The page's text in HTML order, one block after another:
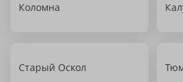
Коломна
Старый Оскол